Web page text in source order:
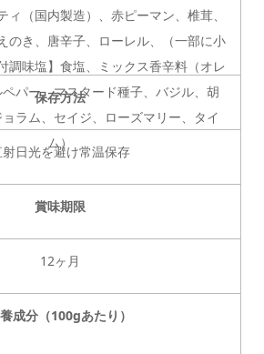
ィ（国内製造）、赤ピーマン、椎茸、
のき、唐辛子、ローレル、（一部に小
調味塩】食塩、ミックス香辛料（オレ
パー、マスタード種子、バジル、胡
ラム、セイジ、ローズマリー、タイ
ム）
保存方法
日光を避け常温保存
賞味期限
12ヶ月
成分（100gあたり）